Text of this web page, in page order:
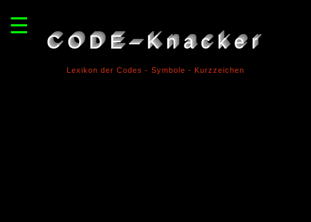
CODE–Knacker
Lexikon der Codes - Symbole - Kurzzeichen
☰